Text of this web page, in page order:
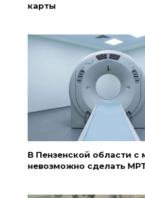
карты
В Пензенской области с
невозможно сделать